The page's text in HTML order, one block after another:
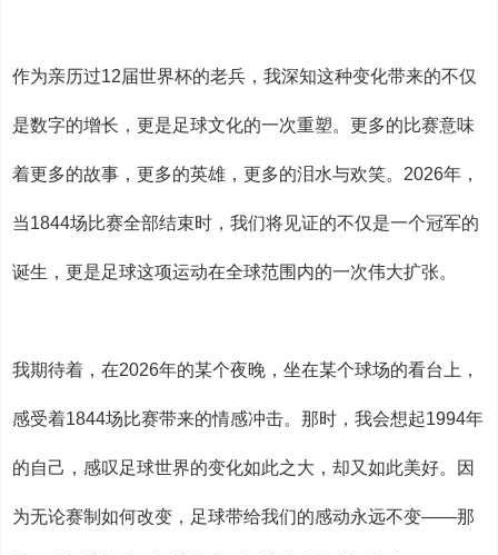
作为亲历过12届世界杯的老兵，我深知这种变化带来的不仅
是数字的增长，更是足球文化的一次重塑。更多的比赛意味
着更多的故事，更多的英雄，更多的泪水与欢笑。2026年，
当1844场比赛全部结束时，我们将见证的不仅是一个冠军的
诞生，更是足球这项运动在全球范围内的一次伟大扩张。
我期待着，在2026年的某个夜晚，坐在某个球场的看台上，
感受着1844场比赛带来的情感冲击。那时，我会想起1994年
的自己，感叹足球世界的变化如此之大，却又如此美好。因
为无论赛制如何改变，足球带给我们的感动永远不变——那